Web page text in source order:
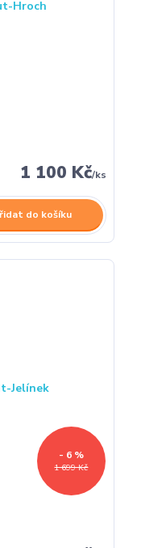
1 100 Kč/ks
do košíku
1 699 Kč
- 6 %